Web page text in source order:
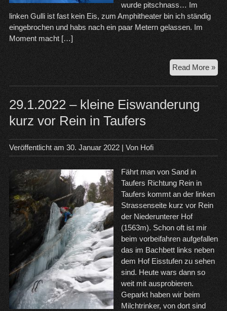
wurde pitschnass… Im
linken Gulli ist fast kein Eis, zum Amphitheater bin ich ständig
eingebrochen und habs nach ein paar Metern gelassen. Im
Moment macht […]
Read More »
–
29.1.2022 – kleine Eiswanderung
kurz vor Rein in Taufers
Veröffentlicht am 30. Januar 2022| Von Hofi
Fährt man von Sand in
Taufers Richtung Rein in
Taufers kommt an der linken
Strassenseite kurz vor Rein
der Niederunterer Hof
(1563m). Schon oft ist mir
beim vorbeifahren aufgefallen
das im Bachbett links neben
dem Hof Eisstufen zu sehen
sind. Heute wars dann so
weit mit ausprobieren.
Geparkt haben wir beim
Milchtrinker, von dort sind